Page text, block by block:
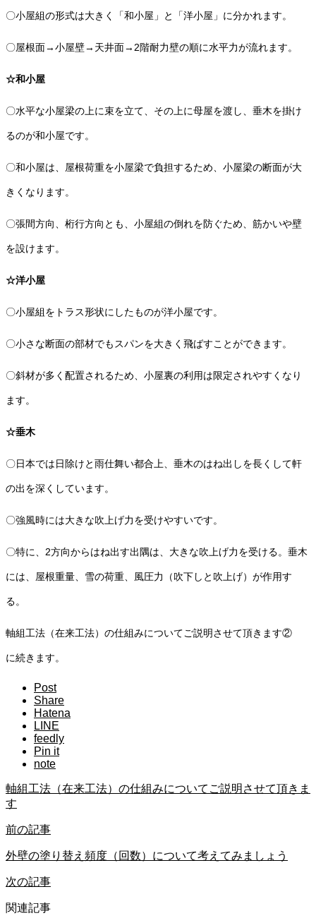
〇小屋組の形式は大きく「和小屋」と「洋小屋」に分かれます。
〇屋根面→小屋壁→天井面→2階耐力壁の順に水平力が流れます。
☆和小屋
〇水平な小屋梁の上に束を立て、その上に母屋を渡し、垂木を掛け
るのが和小屋です。
〇和小屋は、屋根荷重を小屋梁で負担するため、小屋梁の断面が大
きくなります。
〇張間方向、桁行方向とも、小屋組の倒れを防ぐため、筋かいや壁
を設けます。
☆洋小屋
〇小屋組をトラス形状にしたものが洋小屋です。
〇小さな断面の部材でもスパンを大きく飛ばすことができます。
〇斜材が多く配置されるため、小屋裏の利用は限定されやすくなり
ます。
☆垂木
〇日本では日除けと雨仕舞い都合上、垂木のはね出しを長くして軒
の出を深くしています。
〇強風時には大きな吹上げ力を受けやすいです。
〇特に、2方向からはね出す出隅は、大きな吹上げ力を受ける。垂木
には、屋根重量、雪の荷重、風圧力（吹下しと吹上げ）が作用す
る。
軸組工法（在来工法）の仕組みについてご説明させて頂きます②
に続きます。
Post
Share
Hatena
LINE
feedly
Pin it
note
軸組工法（在来工法）の仕組みについてご説明させて頂きま
す
前の記事
外壁の塗り替え頻度（回数）について考えてみましょう
次の記事
関連記事